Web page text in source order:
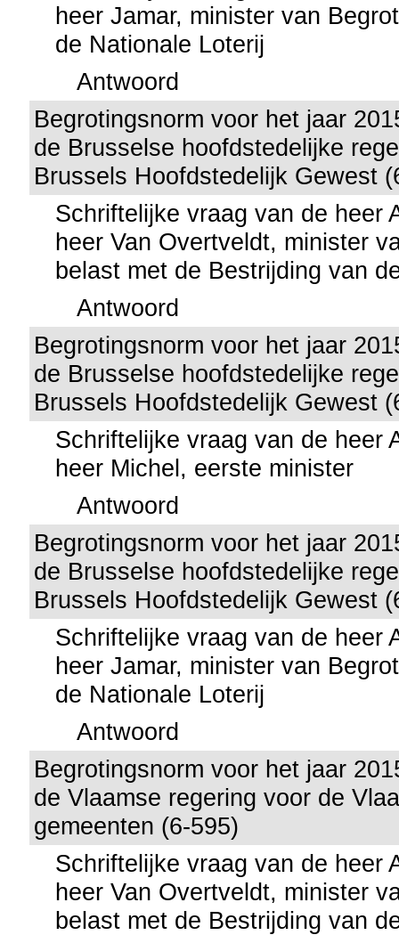
heer Jamar, minister van
de Nationale Loterij
Antwoord
Begrotingsnorm voor het jaar
de Brusselse hoofdstedelijke
Brussels Hoofdstedelijk Gewest
Schriftelijke vraag van de heer
heer Van Overtveldt, minister
belast met de Bestrijding van
Antwoord
Begrotingsnorm voor het jaar
de Brusselse hoofdstedelijke
Brussels Hoofdstedelijk Gewest
Schriftelijke vraag van de heer
heer Michel, eerste minister
Antwoord
Begrotingsnorm voor het jaar
de Brusselse hoofdstedelijke
Brussels Hoofdstedelijk Gewest
Schriftelijke vraag van de heer
heer Jamar, minister van
de Nationale Loterij
Antwoord
Begrotingsnorm voor het jaar
de Vlaamse regering voor de
gemeenten (6-595)
Schriftelijke vraag van de heer
heer Van Overtveldt, minister
belast met de Bestrijding van